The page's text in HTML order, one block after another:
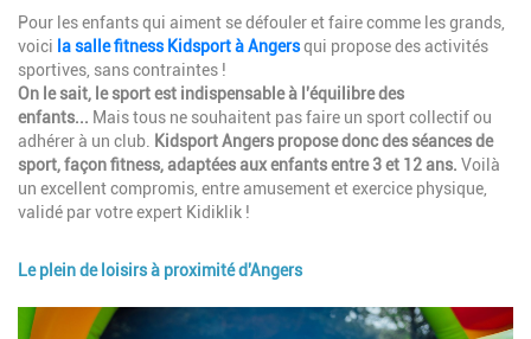
Description
Pour les enfants qui aiment se défouler et faire comme les grands,
voici la salle fitness Kidsport à Angersqui propose des activités
sportives, sans contraintes !
On le sait, le sport est indispensable à l'équilibre des
enfants... Mais tous ne souhaitent pas faire un sport collectif ou
adhérer à un club.
Kidsport Angers propose donc des séances de
sport, façon fitness, adaptées aux enfants entre 3 et 12 ans. Voilà
un excellent compromis, entre amusement et exercice physique,
validé par votre expert Kidiklik !
Le plein de loisirs à proximité d'Angers
Image